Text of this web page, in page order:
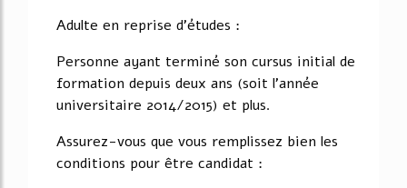
Adulte en reprise d'études :
Personne ayant terminé son cursus initial de
formation depuis deux ans (soit l'année
universitaire 2014/2015) et plus.
Assurez-vous que vous remplissez bien les
conditions pour être candidat :